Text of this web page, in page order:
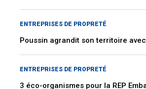
ENTREPRISES DE PROPRETÉ
Poussin agrandit son territoire
ENTREPRISES DE PROPRETÉ
3 éco-organismes pour la REP